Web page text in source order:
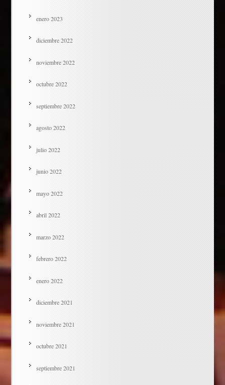
enero 2023
diciembre 2022
noviembre 2022
octubre 2022
septiembre 2022
agosto 2022
julio 2022
junio 2022
mayo 2022
abril 2022
marzo 2022
febrero 2022
enero 2022
diciembre 2021
noviembre 2021
octubre 2021
septiembre 2021